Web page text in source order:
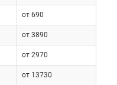
отделку
климат-
от 690
от 3890
от 2970
от 13730